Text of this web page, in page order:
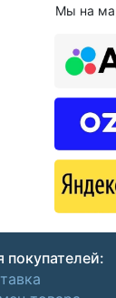
Мы на